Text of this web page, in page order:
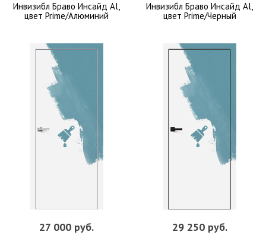
Инвизибл Браво Инсайд Al,
цвет Prime/Алюминий
27 000 руб.
Инвизибл Браво Инсайд Al,
цвет Prime/Черный
29 250 руб.